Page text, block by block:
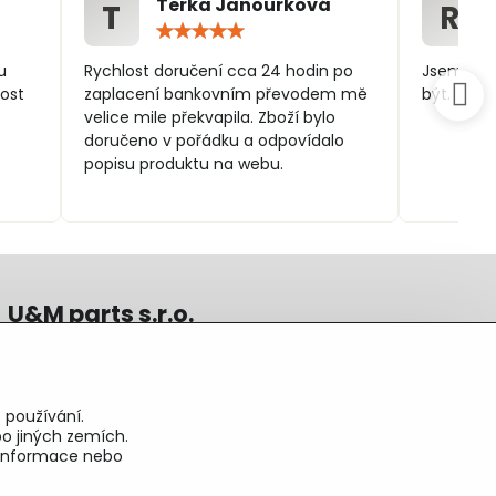
T
/
5
Rychlost doručení cca 24 hodin po
zaplacení bankovním převodem mě
velice mile překvapila. Zboží bylo
doručeno v pořádku a odpovídalo
popisu produktu na webu.
R
Jsem
být.
U&M parts s.r.o.
IČ 25930184
DIČ CZ25930184
ču.2500391705/2010
jiných zemích.
nebo